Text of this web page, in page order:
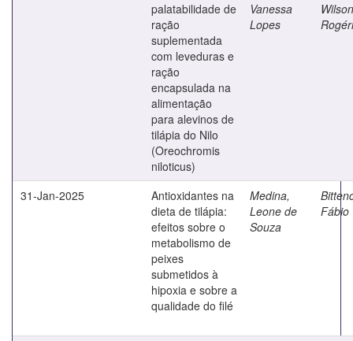
palatabilidade de
ração
suplementada
com leveduras e
ração
encapsulada na
alimentação
para alevinos de
tilápia do Nilo
(Oreochromis
niloticus)
Vanessa
Lopes
Wilson
31-Jan-2025
Antioxidantes na
dieta de tilápia:
efeitos sobre o
metabolismo de
peixes
submetidos à
hipoxia e sobre a
qualidade do filé
Medina,
Leone de
Souza
Fábio